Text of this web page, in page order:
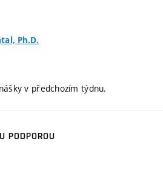
Ph.D.
v předchozím týdnu.
PODPOROU